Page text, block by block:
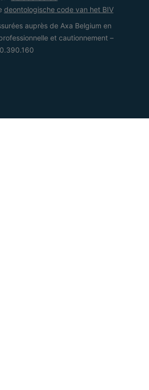
deontologische code van het BIV
auprès de Axa Belgium en
et cautionnement –